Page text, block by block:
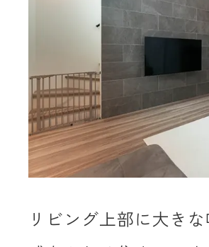
リビング上部に大き